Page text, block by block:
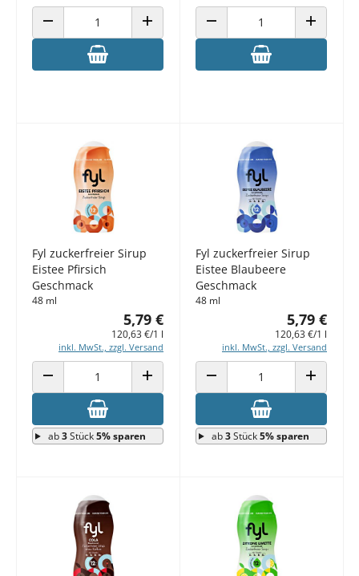
ANZAHL VERRINGERN ANZAHL ERHÖHENANZAHL VERRINGERN ANZAHL
Fyl zuckerfreier Sirup
Eistee Pfirsich
Geschmack
48 ml
5,79 €
120,63 €/1 l
inkl. MwSt., zzgl. Versand
ANZAHL VERRINGERN ANZAHL ERHÖHEN
ab3Stück5% sparen
Fyl zuckerfreier Sirup
Eistee Blaubeere
Geschmack
48 ml
5,79 €
120,63 €/1 l
inkl. MwSt., zzgl. Versand
ANZAHL VERRINGERN ANZAHL
ab3Stück5% sparen